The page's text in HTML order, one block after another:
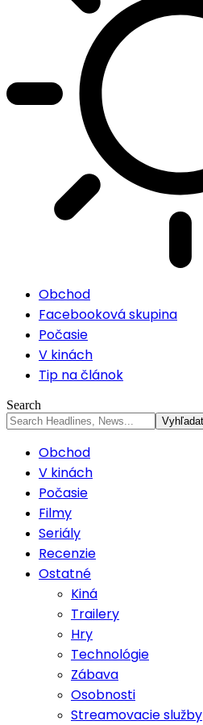
Obchod
Facebooková skupina
Počasie
V kinách
Tip na článok
Search
Obchod
V kinách
Počasie
Filmy
Seriály
Recenzie
Ostatné
Kiná
Trailery
Hry
Technológie
Zábava
Osobnosti
Streamovacie služby